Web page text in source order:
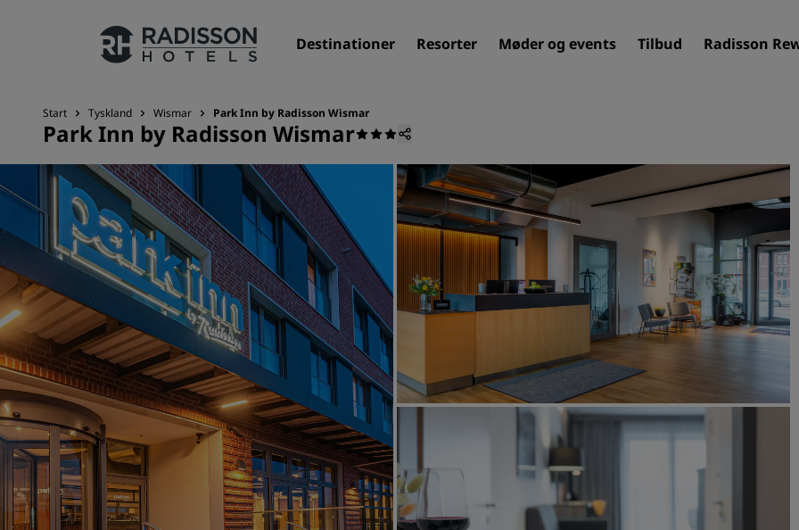
Destinationer Resorter Møder og events Tilbud Radisson
Vores brands
Radisson Hotels-brands
Tilknyttede brands i Kina
Destinationer
Resorter
Servicerede lejligheder
Lufthavnshoteller
Nye og kommende hoteller
Møder og arrangementer
Opdag Radisson Meetings
Book et mødelokale
Anmod om et tilbud
Start Tyskland Wismar Park Inn by Radisson Wismar
Park Inn by Radisson Wismar